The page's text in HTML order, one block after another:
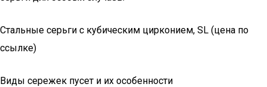
Стальные серьги с кубическим цирконием, SL (цена по
ссылке)
Виды сережек пусет и их особенности